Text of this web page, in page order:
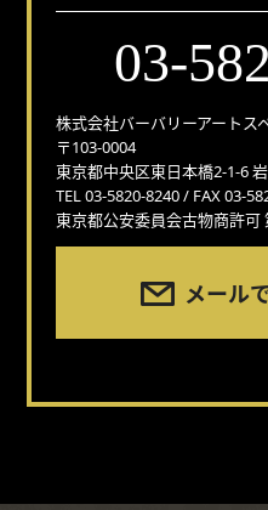
03-
株式会社バーバリーアートス
〒103-0004
東京都中央区東日本橋2-1-6
TEL 03-5820-8240 / FAX 03-
東京都公安委員会古物商許可
メール